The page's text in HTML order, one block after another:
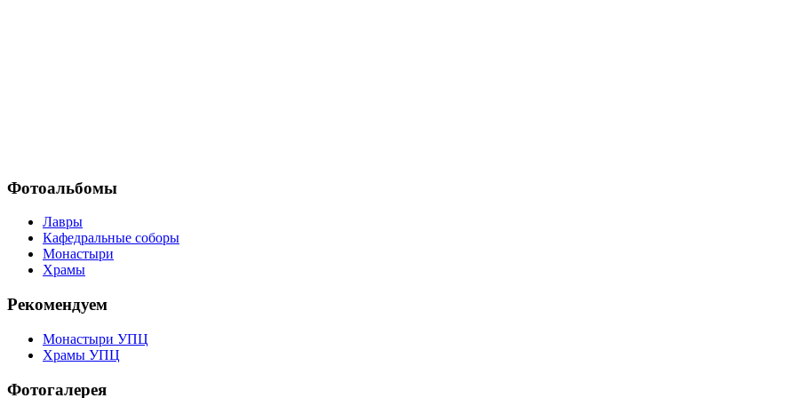
Фотоальбомы
Лавры
Кафедральные соборы
Монастыри
Храмы
Рекомендуем
Монастыри УПЦ
Храмы УПЦ
Фотогалерея